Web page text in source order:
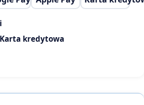
że nasza prośba spotka się z
samorządowych.
Karta kredytowa